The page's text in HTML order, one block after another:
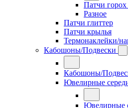
Патчи горох
Разное
Патчи глиттер
Патчи крылья
Термонаклейки/
Кабошоны/Подвески
Кабошоны/
Ювелирные
Ювелирные